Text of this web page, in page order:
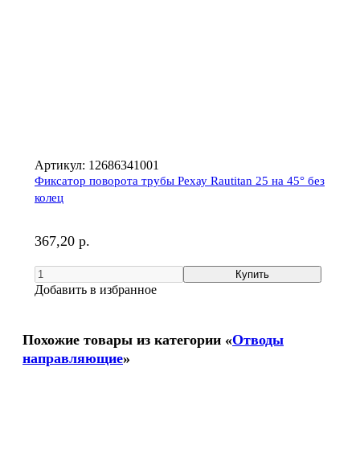
Артикул: 12686341001
Фиксатор поворота трубы Рехау Rautitan 25 на 45° без
колец
367,20 р.
Добавить в избранное
Похожие товары из категории «Отводы
направляющие»